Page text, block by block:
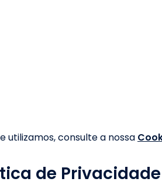
utilizamos, consulte a nossa
de Privacidade